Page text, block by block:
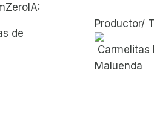
de
Productor/
Carmelitas
Maluenda